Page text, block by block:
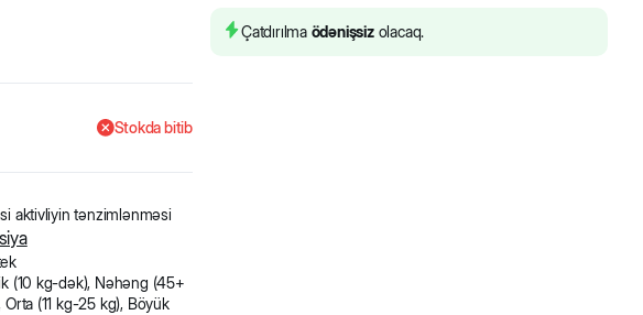
Stokda bitib
aktivliyin tənzimlənməsi
(10 kg-dək), Nəhəng (45+
Orta (11 kg-25 kg), Böyük
Çatdırılma ödənişsizolacaq.